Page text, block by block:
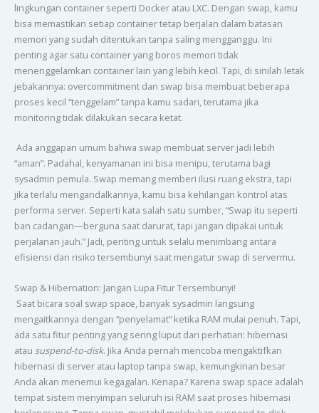
lingkungan container seperti Docker atau LXC. Dengan swap, kamu
bisa memastikan setiap container tetap berjalan dalam batasan
memori yang sudah ditentukan tanpa saling mengganggu. Ini
penting agar satu container yang boros memori tidak
menenggelamkan container lain yang lebih kecil. Tapi, di sinilah letak
jebakannya: overcommitment dan swap bisa membuat beberapa
proses kecil “tenggelam” tanpa kamu sadari, terutama jika
monitoring tidak dilakukan secara ketat.
Ada anggapan umum bahwa swap membuat server jadi lebih
“aman”. Padahal, kenyamanan ini bisa menipu, terutama bagi
sysadmin pemula. Swap memang memberi ilusi ruang ekstra, tapi
jika terlalu mengandalkannya, kamu bisa kehilangan kontrol atas
performa server. Seperti kata salah satu sumber, “Swap itu seperti
ban cadangan—berguna saat darurat, tapi jangan dipakai untuk
perjalanan jauh.” Jadi, penting untuk selalu menimbang antara
efisiensi dan risiko tersembunyi saat mengatur swap di servermu.
Swap & Hibernation: Jangan Lupa Fitur Tersembunyi!
Saat bicara soal swap space, banyak sysadmin langsung
mengaitkannya dengan “penyelamat” ketika RAM mulai penuh. Tapi,
ada satu fitur penting yang sering luput dari perhatian: hibernasi
atau suspend-to-disk. Jika Anda pernah mencoba mengaktifkan
hibernasi di server atau laptop tanpa swap, kemungkinan besar
Anda akan menemui kegagalan. Kenapa? Karena swap space adalah
tempat sistem menyimpan seluruh isi RAM saat proses hibernasi